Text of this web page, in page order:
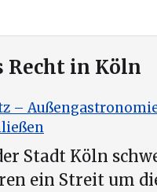
Recht in Köln
–
Stadt Köln
ein Streit um